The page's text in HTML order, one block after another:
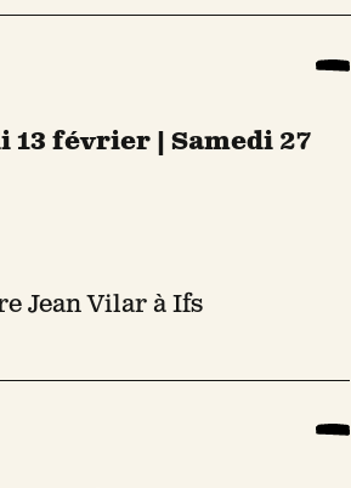
13 février | Samedi 27
Jean Vilar à Ifs